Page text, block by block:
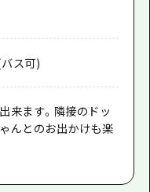
ス可)
来ます。隣接のドッ
んとのお出かけも楽